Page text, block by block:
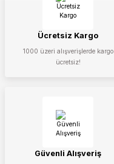
Ücretsiz Kargo
1000 üzeri alışverişlerde kargo
ücretsiz!
Güvenli Alışveriş